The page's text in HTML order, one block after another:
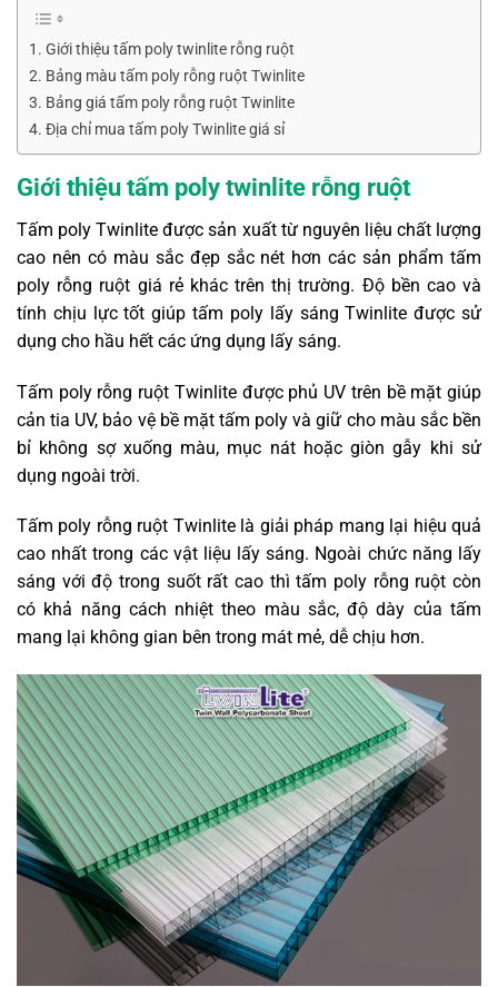
Giới thiệu tấm poly twinlite rỗng ruột
Bảng màu tấm poly rỗng ruột Twinlite
Bảng giá tấm poly rỗng ruột Twinlite
Địa chỉ mua tấm poly Twinlite giá sỉ
Giới thiệu tấm poly twinlite rỗng ruột
Tấm poly Twinlite được sản xuất từ nguyên liệu chất lượng
cao nên có màu sắc đẹp sắc nét hơn các sản phẩm tấm
poly rỗng ruột giá rẻ khác trên thị trường. Độ bền cao và
tính chịu lực tốt giúp tấm poly lấy sáng Twinlite được sử
dụng cho hầu hết các ứng dụng lấy sáng.
Tấm poly rỗng ruột Twinliteđược phủ UV trên bề mặt giúp
cản tia UV, bảo vệ bề mặt tấm poly và giữ cho màu sắc bền
bỉ không sợ xuống màu, mục nát hoặc giòn gẫy khi sử
dụng ngoài trời.
Tấm poly rỗng ruột Twinlite là giải pháp mang lại hiệu quả
cao nhất trong các vật liệu lấy sáng. Ngoài chức năng lấy
sáng với độ trong suốt rất cao thì tấm poly rỗng ruột còn
có khả năng cách nhiệt theo màu sắc, độ dày của tấm
mang lại không gian bên trong mát mẻ, dễ chịu hơn.